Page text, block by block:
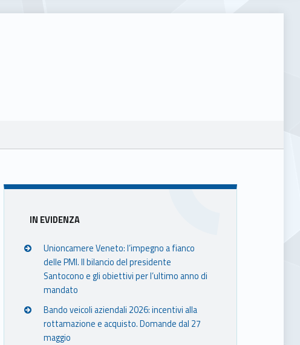
Sidebar
IN EVIDENZA
Unioncamere Veneto: l’impegno a fianco
delle PMI. Il bilancio del presidente
Santocono e gli obiettivi per l’ultimo anno di
mandato
Bando veicoli aziendali 2026: incentivi alla
rottamazione e acquisto. Domande dal 27
maggio